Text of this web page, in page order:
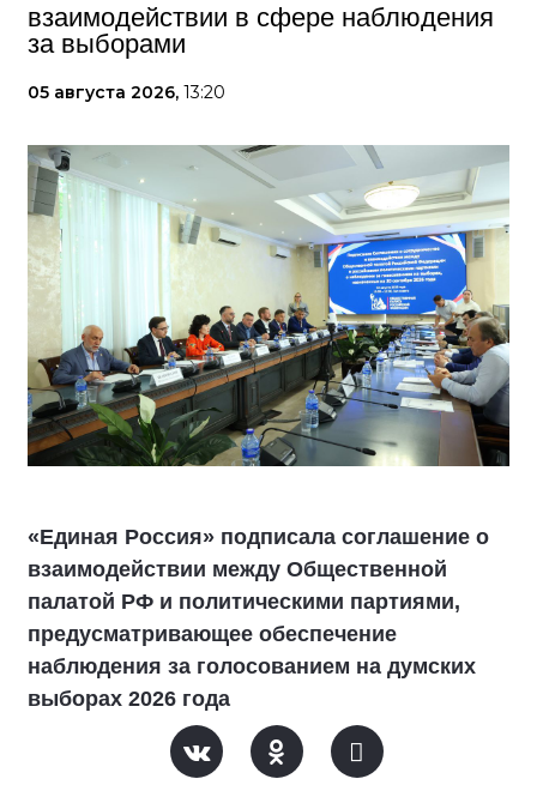
взаимодействии в сфере наблюдения
за выборами
05 августа 2026, 13:20
«Единая Россия» подписала соглашение о
взаимодействии между Общественной
палатой РФ и политическими партиями,
предусматривающее обеспечение
наблюдения за голосованием на думских
выборах 2026 года